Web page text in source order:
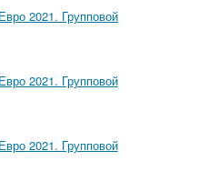
2021. Групповой
2021. Групповой
2021. Групповой